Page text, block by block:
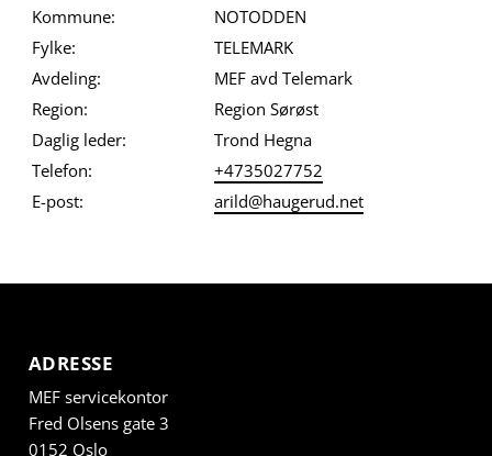
Kommune:
NOTODDEN
Fylke:
TELEMARK
Avdeling:
MEF avd Telemark
Region:
Region Sørøst
Daglig leder:
Trond Hegna
Telefon:
+4735027752
E-post:
arild@haugerud.net
ADRESSE
MEF servicekontor
Fred Olsens gate 3
0152 Oslo